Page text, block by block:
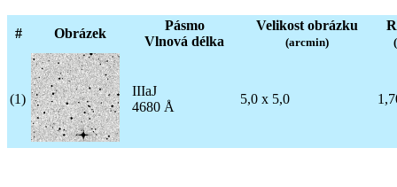
# Obrázek
Pásmo
Vlnová délka
Velikost obrázku
(arcmin)
(1)
IIIaJ
4680 Å
5,0 x 5,0